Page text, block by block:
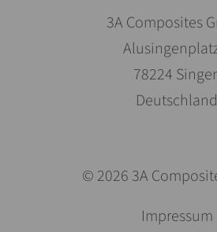
3A Composites
78224
Deutschland
© 2026 3A
NavigationImpressum